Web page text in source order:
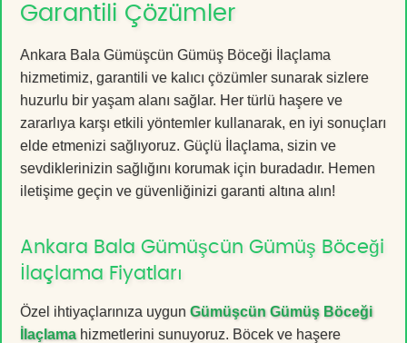
Garantili Çözümler
Ankara Bala Gümüşcün Gümüş Böceği İlaçlama
hizmetimiz, garantili ve kalıcı çözümler sunarak sizlere
huzurlu bir yaşam alanı sağlar. Her türlü haşere ve
zararlıya karşı etkili yöntemler kullanarak, en iyi sonuçları
elde etmenizi sağlıyoruz. Güçlü İlaçlama, sizin ve
sevdiklerinizin sağlığını korumak için buradadır. Hemen
iletişime geçin ve güvenliğinizi garanti altına alın!
Ankara Bala Gümüşcün Gümüş Böceği
İlaçlama Fiyatları
Özel ihtiyaçlarınıza uygun Gümüşcün Gümüş Böceği
İlaçlamahizmetlerini sunuyoruz. Böcek ve haşere